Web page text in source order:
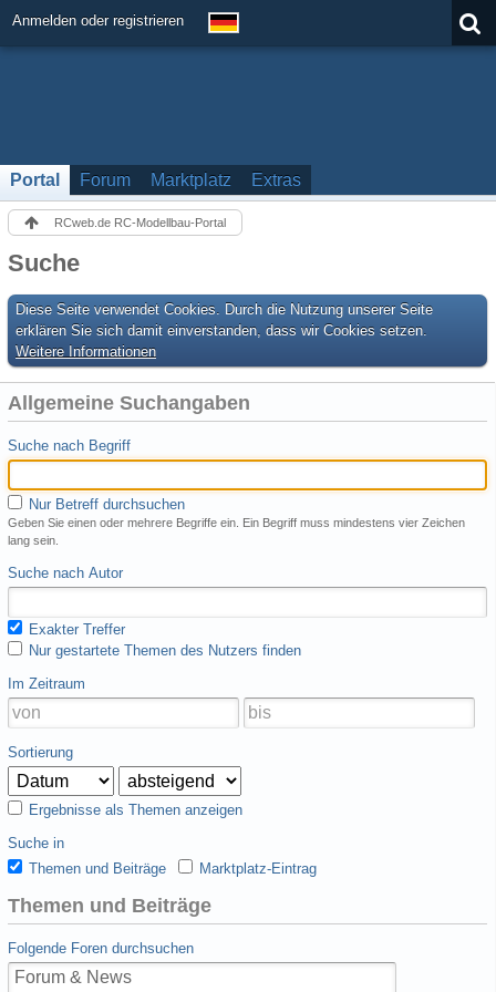
Anmelden oder registrieren
Portal Forum Marktplatz Extras
RCweb.de RC-Modellbau-Portal
Suche
Diese Seite verwendet Cookies. Durch die Nutzung unserer Seite
erklären Sie sich damit einverstanden, dass wir Cookies setzen.
Weitere Informationen
Allgemeine Suchangaben
Suche nach Begriff
Nur Betreff durchsuchen
Geben Sie einen oder mehrere Begriffe ein. Ein Begriff muss mindestens vier Zeichen
lang sein.
Suche nach Autor
Exakter Treffer
Nur gestartete Themen des Nutzers finden
Im Zeitraum
Sortierung
Ergebnisse als Themen anzeigen
Suche in
Themen und Beiträge
Marktplatz-Eintrag
Themen und Beiträge
Folgende Foren durchsuchen